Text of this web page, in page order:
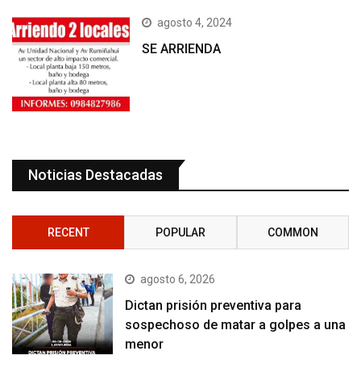
agosto 4, 2024
SE ARRIENDA
Noticias Destacadas
RECENT POPULAR COMMON
agosto 6, 2026
Dictan prisión preventiva para
sospechoso de matar a golpes a una
menor